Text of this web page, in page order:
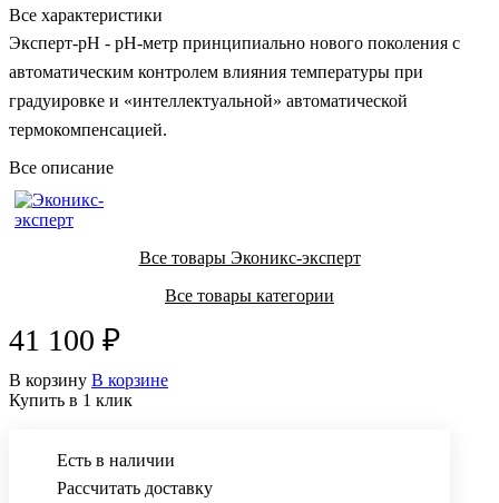
Все характеристики
Эксперт-рН - рН-метр принципиально нового поколения с
автоматическим контролем влияния температуры при
градуировке и «интеллектуальной» автоматической
термокомпенсацией.
Все описание
Все товары Эконикс-эксперт
Все товары категории
41 100 ₽
В корзину В корзине
Купить в 1 клик
Есть в наличии
Рассчитать доставку